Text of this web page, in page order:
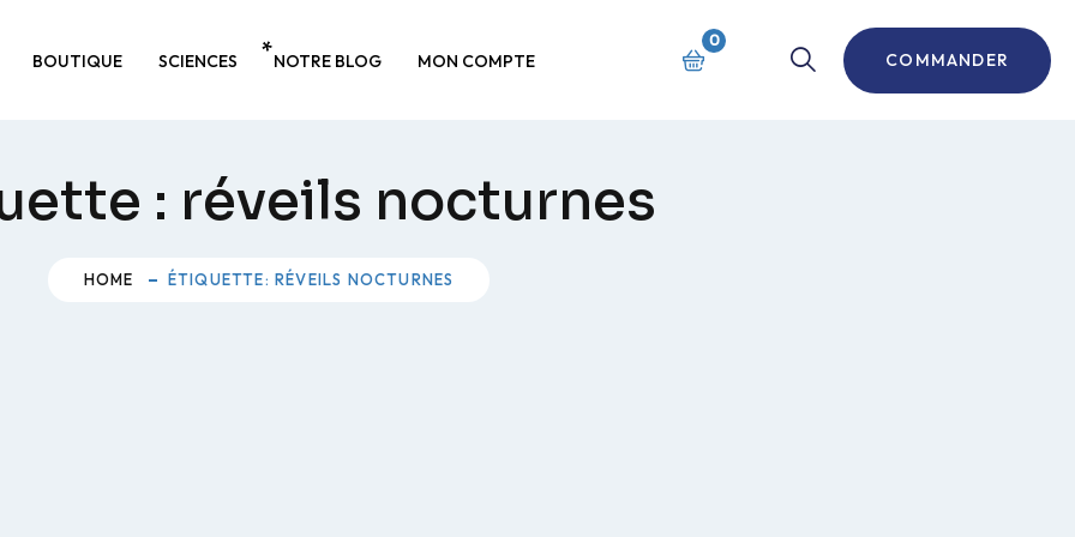
BOUTIQUE SCIENCES NOTRE BLOG MON COMPTE
0
COMMANDER
: réveils nocturnes
HOME ÉTIQUETTE: RÉVEILS NOCTURNES